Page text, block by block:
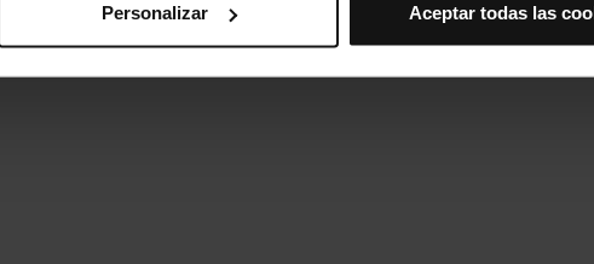
para el funcionamiento de la web y, por tanto, si no las aceptas, no
menú de la parte inferior de la web.
Personalizar Aceptar todas las